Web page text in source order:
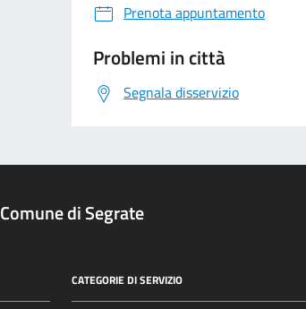
Prenota appuntamento
Problemi in città
Segnala disservizio
Comune di Segrate
CATEGORIE DI SERVIZIO